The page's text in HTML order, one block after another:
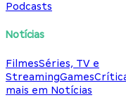
Podcasts
Notícias
FilmesSéries, TV e
StreamingGames
mais em Notícias